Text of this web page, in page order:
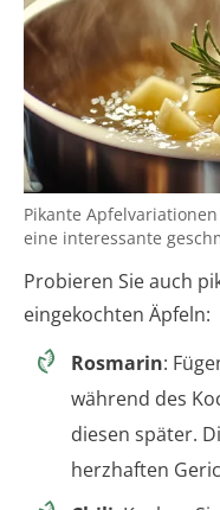
Pikante
eine interessante
Probieren Sie auch
eingekochten Äpfeln:
Rosmarin:
während des
diesen später.
herzhaften